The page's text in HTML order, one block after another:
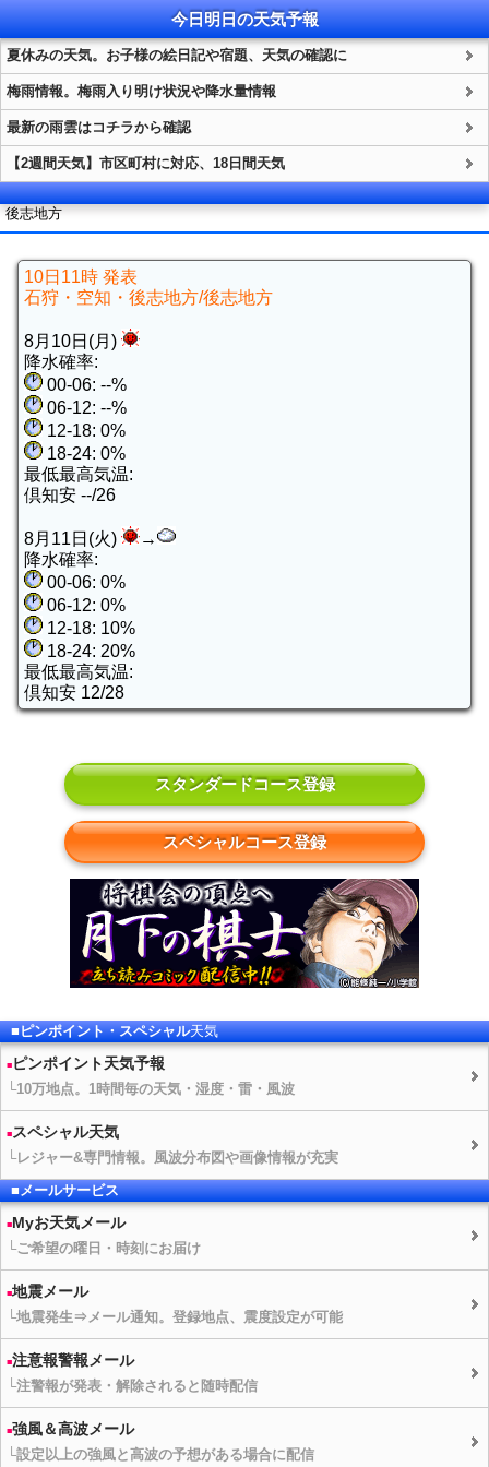
今日明日の天気予報
夏休みの天気。お子様の絵日記や宿題、天気の確認に
梅雨情報。梅雨入り明け状況や降水量情報
最新の雨雲はコチラから確認
【2週間天気】市区町村に対応、18日間天気
後志地方
10日11時 発表
石狩・空知・後志地方/後志地方
8月10日(月)
降水確率:
00-06: --%
06-12: --%
12-18: 0%
18-24: 0%
最低最高気温:
倶知安 --/26
8月11日(火)
→
降水確率:
00-06: 0%
06-12: 0%
12-18: 10%
18-24: 20%
最低最高気温:
倶知安 12/28
スタンダードコース登録
スペシャルコース登録
■ピンポイント・スペシャル天気
ピンポイント天気予報
└10万地点。1時間毎の天気 ・湿度・雷・風波
スペシャル天気
└レジャー&専門情報。風波分布図や画像情報が充実
■メールサービス
Myお天気メール
└ご希望の曜日・時刻にお届け
地震メール
└地震発生⇒メール通知。登録地点、震度設定が可能
注意報警報メール
└注警報が発表・解除されると随時配信
強風＆高波メール
└設定以上の強風と高波の予想がある場合に配信